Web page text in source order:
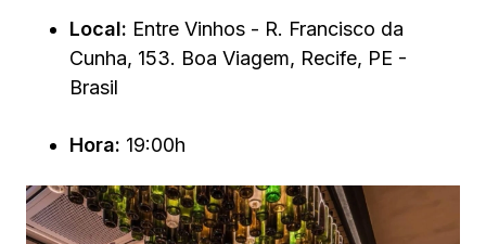
Local: Entre Vinhos - R. Francisco da
Cunha, 153. Boa Viagem, Recife, PE -
Brasil
Hora: 19:00h